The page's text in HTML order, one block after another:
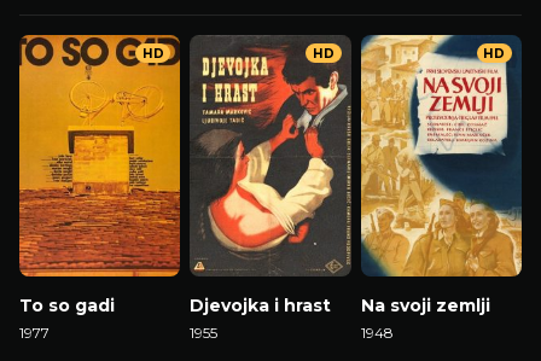
To so gadi
1977
HD
Djevojka i hrast
1955
HD
Na svoji zemlji
1948
HD